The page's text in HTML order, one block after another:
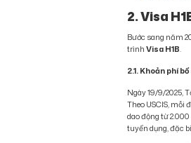
2. Visa
Bước sang năm
trìnhVisa H1B.
2.1. Khoản phí
Ngày 19/9/2025,
Theo USCIS, mỗi
dao động từ
tuyển dụng, đặc